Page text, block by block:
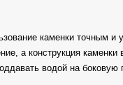
каменки точным
а конструкция
водой на боковую